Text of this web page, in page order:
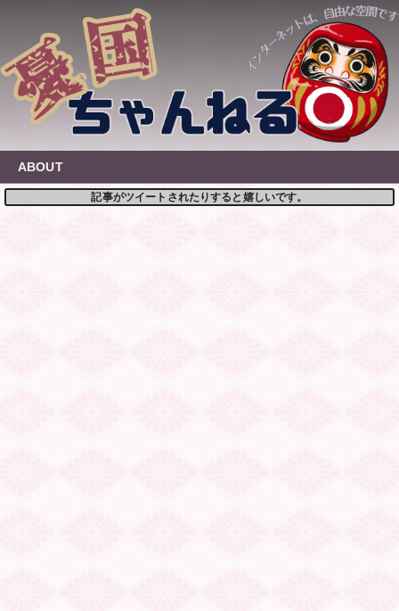
content
ABOUT
記事がツイートされたりすると嬉しいです。